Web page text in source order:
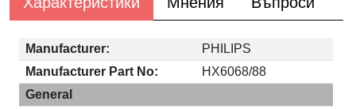
Manufacturer:
PHILIPS
Manufacturer Part No:
HX6068/88
General